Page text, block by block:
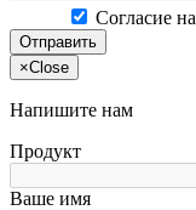
Согласие на
Отправить
×Close
Напишите нам
Продукт
Ваше имя